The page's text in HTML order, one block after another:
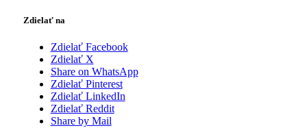
Zdielať na
Zdielať Facebook
Zdielať X
Share on WhatsApp
Zdielať Pinterest
Zdielať LinkedIn
Zdielať Reddit
Share by Mail